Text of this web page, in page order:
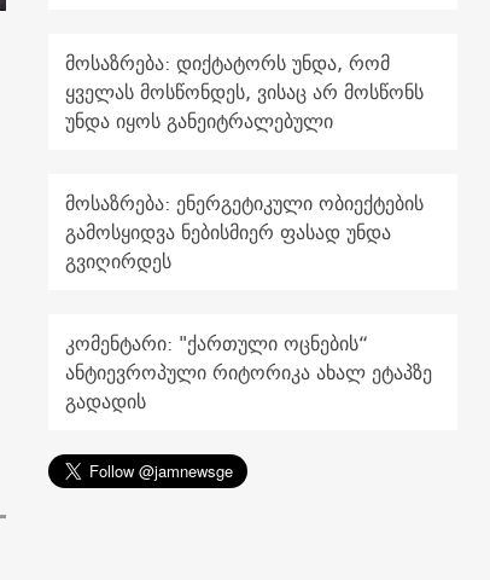
მოსაზრება: დიქტატორს უნდა, რომ
ყველას მოსწონდეს, ვისაც არ მოსწონს
უნდა იყოს განეიტრალებული
მოსაზრება: ენერგეტიკული ობიექტების
გამოსყიდვა ნებისმიერ ფასად უნდა
გვიღირდეს
კომენტარი: "ქართული ოცნების“
ანტიევროპული რიტორიკა ახალ ეტაპზე
გადადის